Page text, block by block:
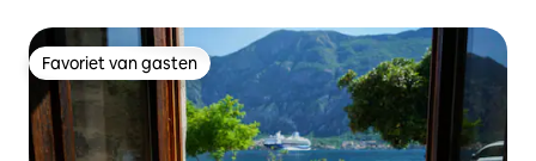
Favoriet van gasten
Favoriet van gasten